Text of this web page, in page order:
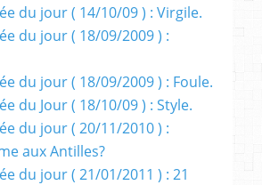
du jour ( 14/10/09 ) : Virgile.
du jour ( 18/09/2009 ) :
du jour ( 18/09/2009 ) : Foule.
du Jour ( 18/10/09 ) : Style.
du jour ( 20/11/2010 ) :
aux Antilles?
du jour ( 21/01/2011 ) : 21